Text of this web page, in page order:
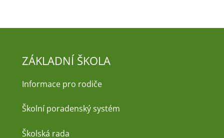
ZÁKLADNÍ ŠKOLA
Informace pro rodiče
Školní poradenský systém
Školská rada